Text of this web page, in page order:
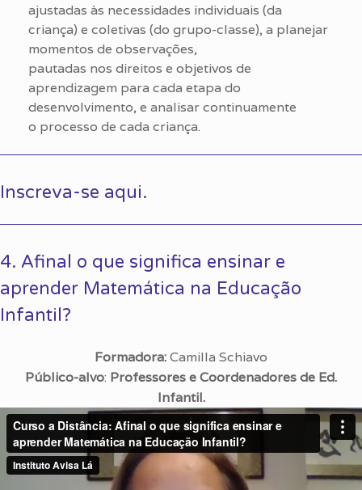
ajustadas às necessidades individuais (da
criança) e coletivas (do grupo-classe), a planejar
momentos de observações,
pautadas nos direitos e objetivos de
aprendizagem para cada etapa do
desenvolvimento, e analisar continuamente
o processo de cada criança.
Inscreva-se aqui.
4. Afinal o que significa ensinar e
aprender Matemática na Educação
Infantil?
Formadora:Camilla Schiavo
Público-alvo: Professores e Coordenadores de Ed.
Infantil.